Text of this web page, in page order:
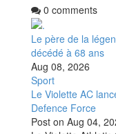
0 comments
Le père de la
décédé à 68 ans
Aug 08, 2026
Sport
Le Violette AC
Defence Force
Post on Aug 04,